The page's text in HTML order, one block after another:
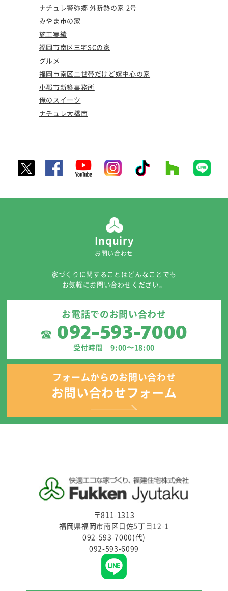
ナチュレ警弥郷 外断熱の家 2号
みやま市の家
施工実績
福岡市南区三宅SCの家
グルメ
福岡市南区二世帯だけど嫁中心の家
小郡市新築事務所
俺のスイーツ
ナチュレ大橋南
Inquiry
お問い合わせ
家づくりに関することはどんなことでも
お気軽にお問い合わせください。
お電話でのお問い合わせ
☎ 092-593-7000
受付時間 9:00〜18:00
フォームからのお問い合わせ
お問い合わせフォーム
〒811-1313
福岡県福岡市南区⽇佐5丁⽬12-1
092-593-7000(代)
092-593-6099